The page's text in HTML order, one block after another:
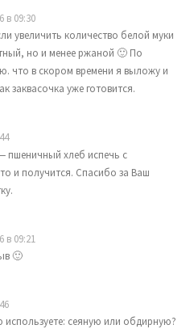
в 09:30
увеличить количество белой муки
но и менее ржаной 🙂 По
что в скором времени я выложу и
заквасочка уже готовится.
хлеб испечь с
и получится. Спасибо за Ваш
в 09:21
🙂
сеяную или обдирную?